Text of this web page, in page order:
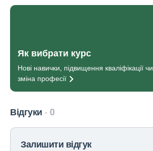
Як вибрати курс
Нові навички, підвищення кваліфікації чи
зміна професії
Відгуки 0
Залишити відгук